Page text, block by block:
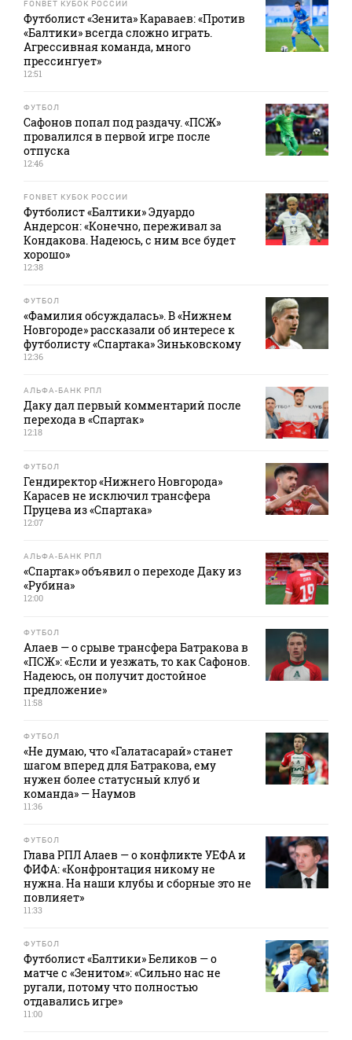
FONBET КУБОК РОССИИ
Футболист «Зенита» Караваев: «Против
«Балтики» всегда сложно играть.
Агрессивная команда, много
прессингует»
12:51
ФУТБОЛ
Сафонов попал под раздачу. «ПСЖ»
провалился в первой игре после
отпуска
12:46
FONBET КУБОК РОССИИ
Футболист «Балтики» Эдуардо
Андерсон: «Конечно, переживал за
Кондакова. Надеюсь, с ним все будет
хорошо»
12:38
ФУТБОЛ
«Фамилия обсуждалась». В «Нижнем
Новгороде» рассказали об интересе к
футболисту «Спартака» Зиньковскому
12:36
АЛЬФА-БАНК РПЛ
Даку дал первый комментарий после
перехода в «Спартак»
12:18
ФУТБОЛ
Гендиректор «Нижнего Новгорода»
Карасев не исключил трансфера
Пруцева из «Спартака»
12:07
АЛЬФА-БАНК РПЛ
«Спартак» объявил о переходе Даку из
«Рубина»
12:00
ФУТБОЛ
Алаев — о срыве трансфера Батракова в
«ПСЖ»: «Если и уезжать, то как Сафонов.
Надеюсь, он получит достойное
предложение»
11:58
ФУТБОЛ
«Не думаю, что «Галатасарай» станет
шагом вперед для Батракова, ему
нужен более статусный клуб и
команда» — Наумов
11:36
ФУТБОЛ
Глава РПЛ Алаев — о конфликте УЕФА и
ФИФА: «Конфронтация никому не
нужна. На наши клубы и сборные это не
повлияет»
11:33
ФУТБОЛ
Футболист «Балтики» Беликов — о
матче с «Зенитом»: «Сильно нас не
ругали, потому что полностью
отдавались игре»
11:00